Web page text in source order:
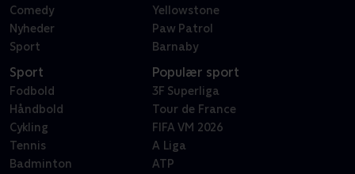
Comedy
Nyheder
Sport
Yellowstone
Paw Patrol
Barnaby
Sport
Fodbold
Håndbold
Cykling
Tennis
Badminton
Populær sport
3F Superliga
Tour de France
FIFA VM 2026
A Liga
ATP